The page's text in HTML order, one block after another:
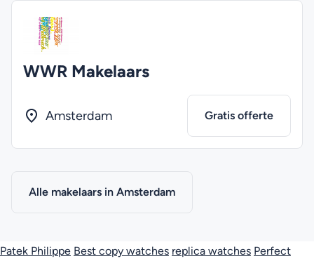
WWR Makelaars
Amsterdam Gratis offerte
Alle makelaars in Amsterdam
Patek Philippe Best copy watches replica watches Perfect